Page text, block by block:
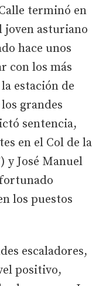
terminó en
joven asturiano
hace unos
con los más
estación de
grandes
sentencia,
en el Col de la
y José Manuel
los puestos
escaladores,
positivo,